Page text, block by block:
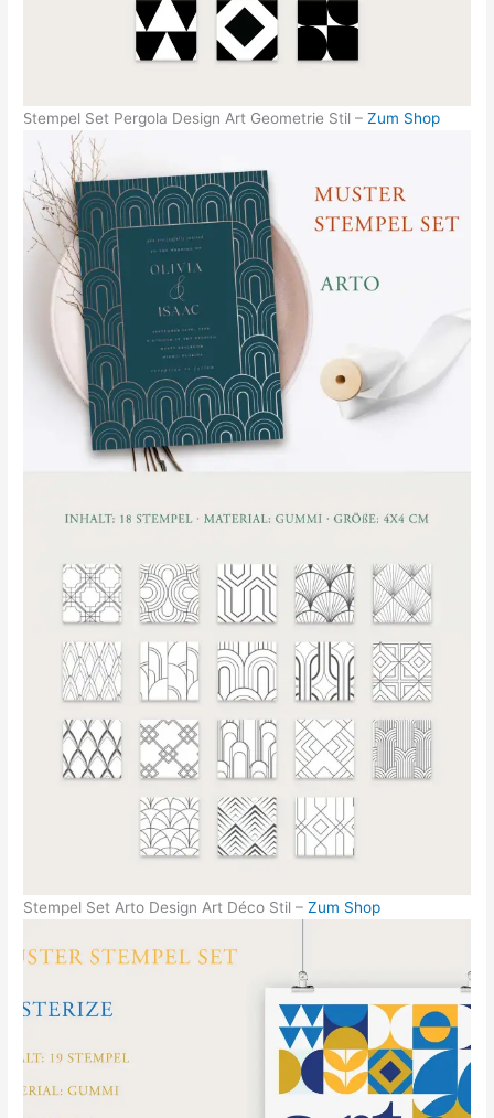
Stempel Set Pergola Design Art Geometrie Stil –Zum Shop
Stempel Set Arto Design Art Déco Stil –Zum Shop